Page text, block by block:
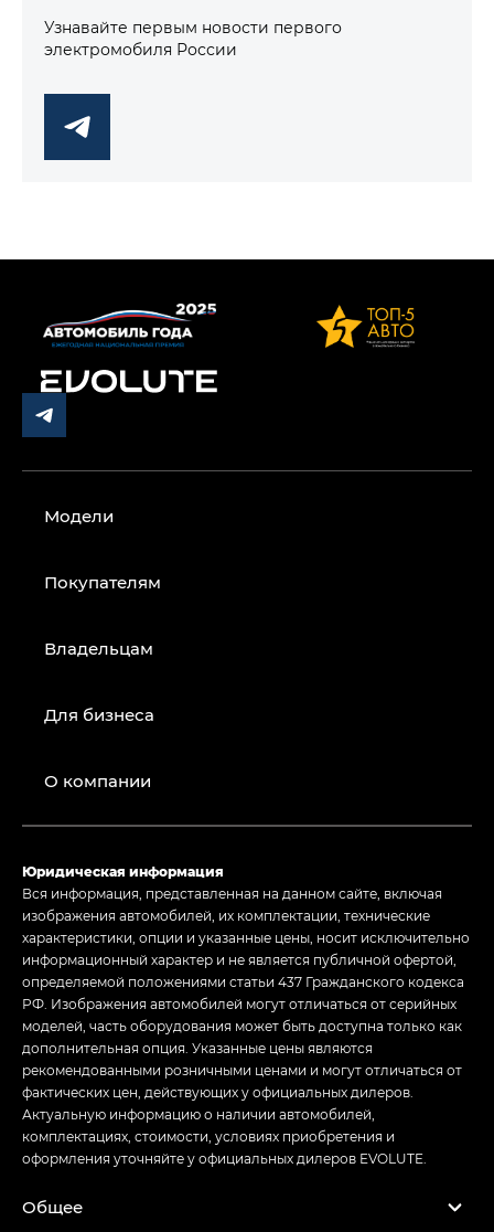
Узнавайте первым новости первого
электромобиля России
Модели
Покупателям
Владельцам
Для бизнеса
О компании
Юридическая информация
Вся информация, представленная на данном сайте, включая
изображения автомобилей, их комплектации, технические
характеристики, опции и указанные цены, носит исключительно
информационный характер и не является публичной офертой,
определяемой положениями статьи 437 Гражданского кодекса
РФ. Изображения автомобилей могут отличаться от серийных
моделей, часть оборудования может быть доступна только как
дополнительная опция. Указанные цены являются
рекомендованными розничными ценами и могут отличаться от
фактических цен, действующих у официальных дилеров.
Актуальную информацию о наличии автомобилей,
комплектациях, стоимости, условиях приобретения и
оформления уточняйте у официальных дилеров EVOLUTE.
Общее